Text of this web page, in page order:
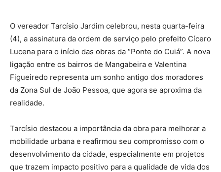
O vereador Tarcísio Jardim celebrou, nesta quarta-feira
(4), a assinatura da ordem de serviço pelo prefeito Cícero
Lucena para o início das obras da “Ponte do Cuiá”. A nova
ligação entre os bairros de Mangabeira e Valentina
Figueiredo representa um sonho antigo dos moradores
da Zona Sul de João Pessoa, que agora se aproxima da
realidade.
Tarcísio destacou a importância da obra para melhorar a
mobilidade urbana e reafirmou seu compromisso com o
desenvolvimento da cidade, especialmente em projetos
que trazem impacto positivo para a qualidade de vida dos